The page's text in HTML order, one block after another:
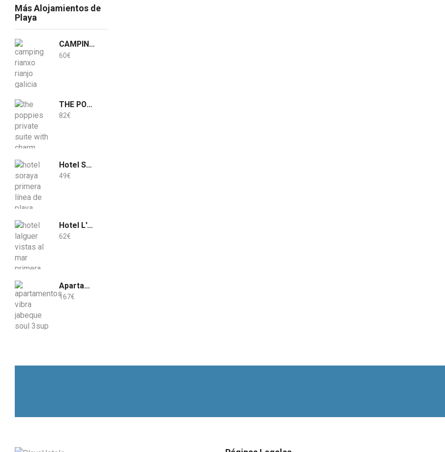
Más Alojamientos de
Playa
CAMPING RIANXO
60€
THE POPPIES Private Suite with Charm 100m Ocean - Free Welcoming Cava - Ideal Location to discover Tenerife!
82€
Hotel Soraya
49€
Hotel L'Alguer
62€
Apartamentos Vibra Jabeque Soul-3SUP
167€